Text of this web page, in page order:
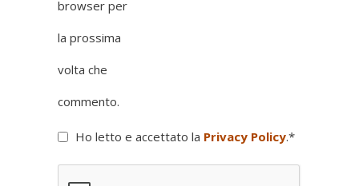
browser per
la prossima
volta che
commento.
Ho letto e accettato la Privacy Policy.*